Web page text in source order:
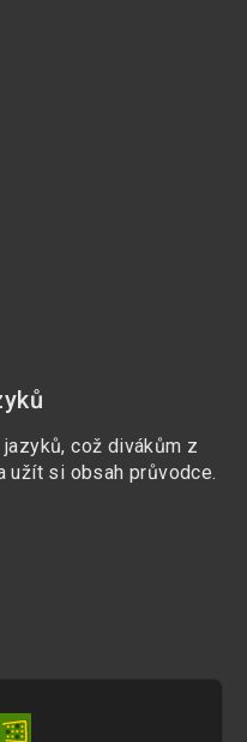
což divákům z
užít si obsah průvodce.